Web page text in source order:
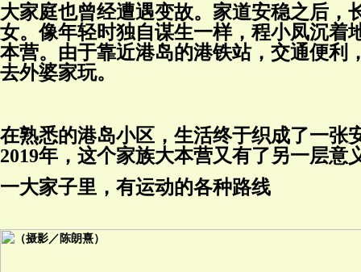
大家庭也曾经遭遇变故。家道安稳之后，
女。像年轻时独自谋生一样，程小凤沉着
本营。由于靠近港岛的港铁站，交通便利
去外婆家玩。
在熟悉的港岛小区，生活终于织成了一张
2019年，这个家族大本营又有了另一层意
一大家子里，有运动的各种路线